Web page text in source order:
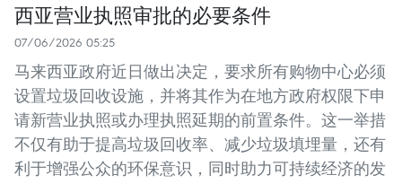
西亚营业执照审批的必要条件
07/06/2026 05:25
马来西亚政府近日做出决定，要求所有购物中心必须
设置垃圾回收设施，并将其作为在地方政府权限下申
请新营业执照或办理执照延期的前置条件。这一举措
不仅有助于提高垃圾回收率、减少垃圾填埋量，还有
利于增强公众的环保意识，同时助力可持续经济的发